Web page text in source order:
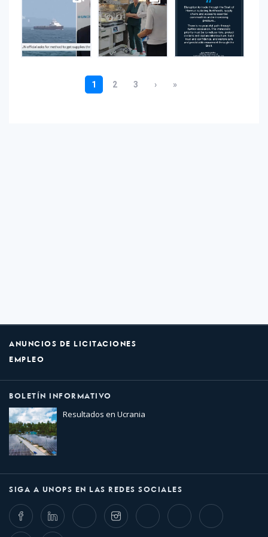
ANUNCIOS DE LICITACIONES
EMPLEO
BOLETÍN INFORMATIVO
Resultados en Ucrania
SIGA A UNOPS EN LAS REDES SOCIALES
FacebookLinkedIn Twitter InstagramWhatsappBluesky Threads